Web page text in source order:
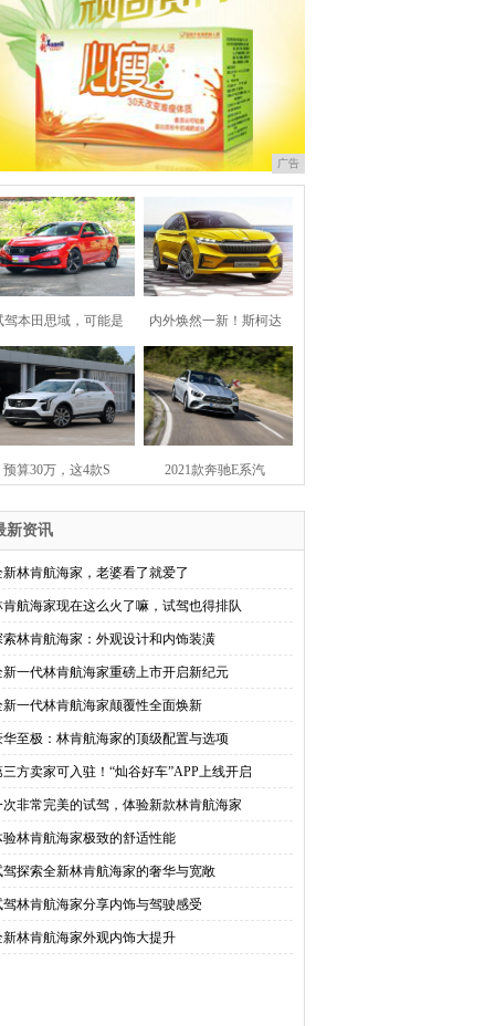
广告
驾本田思域，可能是 内外焕然一新！斯柯达
预算30万，这4款S 2021款奔驰E系汽
新资讯
新林肯航海家，老婆看了就爱了
肯航海家现在这么火了嘛，试驾也得排队
索林肯航海家：外观设计和内饰装潢
新一代林肯航海家重磅上市开启新纪元
新一代林肯航海家颠覆性全面焕新
华至极：林肯航海家的顶级配置与选项
三方卖家可入驻！“灿谷好车”APP上线开启
次非常完美的试驾，体验新款林肯航海家
验林肯航海家极致的舒适性能
驾探索全新林肯航海家的奢华与宽敞
驾林肯航海家分享内饰与驾驶感受
新林肯航海家外观内饰大提升